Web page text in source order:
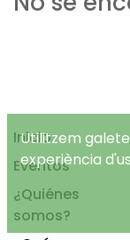
Inicio
Eventos
¿Quiénes
somos?
Utilitzem
experiència